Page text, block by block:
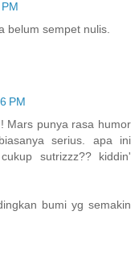
belum sempet nulis.
PM
Mars punya rasa humor
serius. apa ini
sutrizzz?? kiddin'
bumi yg semakin